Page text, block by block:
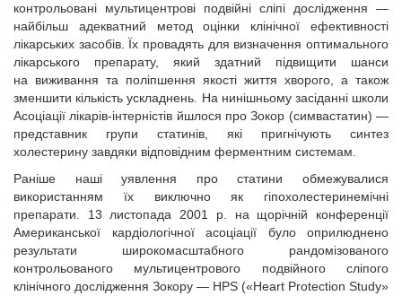
контрольовані мультицентрові подвійні сліпі дослідження —
найбільш адекватний метод оцінки клінічної ефективності
лікарських засобів. Їх провадять для визначення оптимального
лікарського препарату, який здатний підвищити шанси
на виживання та поліпшення якості життя хворого, а також
зменшити кількість ускладнень. На нинішньому засіданні школи
Асоціації лікарів-інтерністів йшлося про Зокор (симвастатин) —
представник групи статинів, які пригнічують синтез
холестерину завдяки відповідним ферментним системам.
Раніше наші уявлення про статини обмежувалися
використанням їх виключно як гіпохолестеринемічні
препарати. 13 листопада 2001 р. на щорічній конференції
Американської кардіологічної асоціації було оприлюднено
результати широкомасштабного рандомізованого
контрольованого мультицентрового подвійного сліпого
клінічного дослідження Зокору — HPS («Heart Protection Study»